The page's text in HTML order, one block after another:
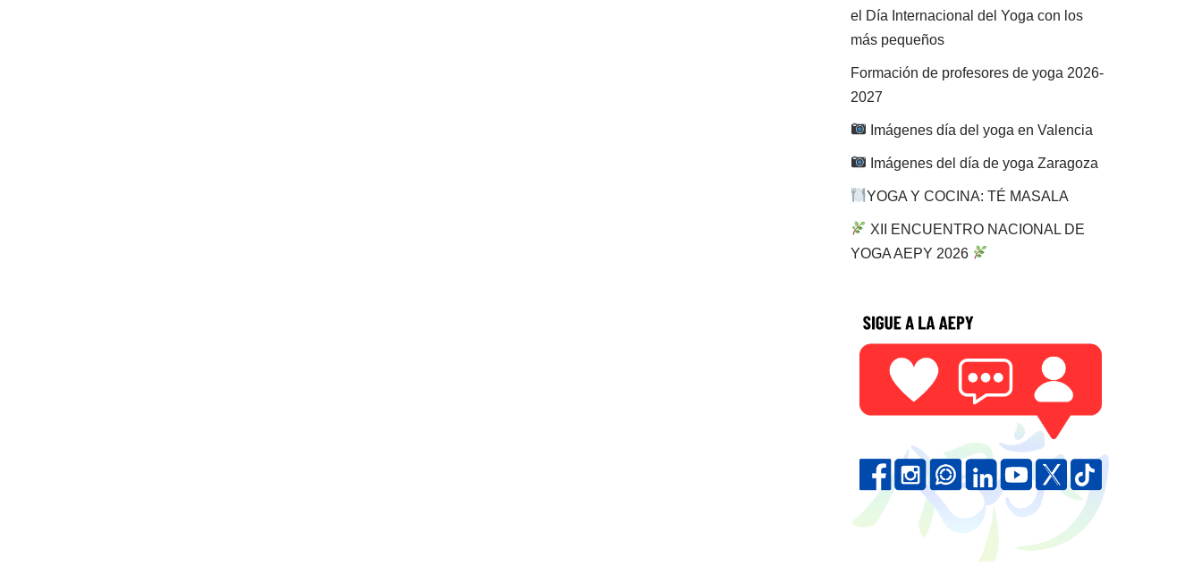
el Día Internacional del Yoga con los
más pequeños
Formación de profesores de yoga 2026-
2027
Imágenes día del yoga en Valencia
Imágenes del día de yoga Zaragoza
YOGA Y COCINA: TÉ MASALA
XII ENCUENTRO NACIONAL DE
YOGA AEPY 2026